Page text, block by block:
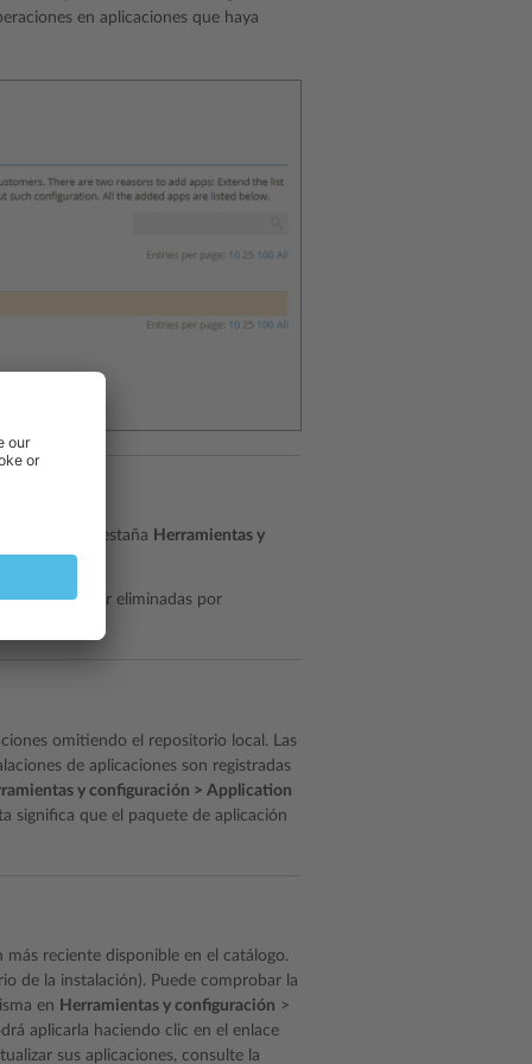
en aplicaciones que haya
de la pestaña Herramientas y
pueden ser eliminadas por
omitiendo el repositorio local. Las
de aplicaciones son registradas
y configuración > Application
significa que el paquete de aplicación
reciente disponible en el catálogo.
de la instalación). Puede comprobar la
en Herramientas y configuración >
aplicarla haciendo clic en el enlace
sus aplicaciones, consulte la